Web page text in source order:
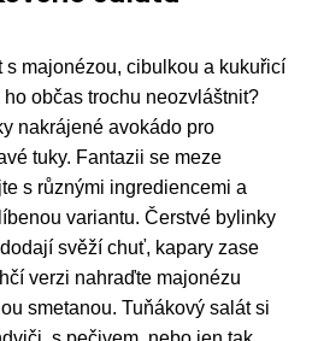
s majonézou, cibulkou a kukuřicí
občas trochu neozvláštnit?
nakrájené avokádo pro
tuky. Fantazii se meze
s různými ingrediencemi a
variantu. Čerstvé bylinky
svěží chuť, kapary zase
verzi nahraďte majonézu
smetanou. Tuňákový salát si